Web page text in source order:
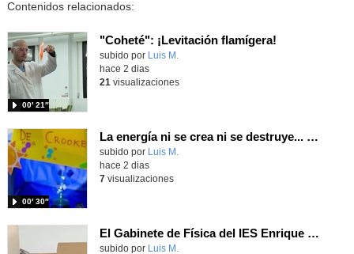
Contenidos relacionados:
"Coheté": ¡Levitación flamígera!
Contenido educativo.
subido por Luis M.
00′ 21″
hace 2 dias
21 visualizaciones
La energía ni se crea ni se destruye... ¡se experimenta! El Tierno en la Feria Madrid es Ciencia 2026
Contenido educativo.
subido por Luis M.
00′ 30″
hace 2 dias
7visualizaciones
El Gabinete de Física del IES Enrique Tierno Galván de Parla (Curso 25-26)
Contenido educativo.
subido por Luis M.